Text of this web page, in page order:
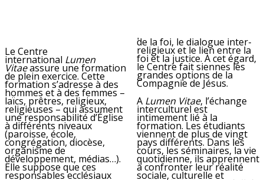
Le Centre
international Lumen
Vitaeassure une formation
de plein exercice. Cette
formation s’adresse à des
hommes et à des femmes –
laïcs, prêtres, religieux,
religieuses – qui assument
une responsabilité d’Église
à différents niveaux
(paroisse, école,
congrégation, diocèse,
organisme de
développement, médias…).
Elle suppose que ces
responsables ecclésiaux
de la foi, le dialogue inter-
religieux et le lien entre la
foi et la justice. À cet égard,
le Centre fait siennes les
grandes options de la
Compagnie de Jésus.
A Lumen Vitae, l’échange
interculturel est
intimement lié à la
formation. Les étudiants
viennent de plus de vingt
pays différents. Dans les
cours, les séminaires, la vie
quotidienne, ils apprennent
à confronter leur réalité
sociale, culturelle et